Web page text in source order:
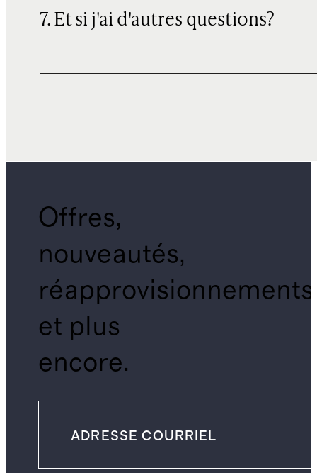
7. Et si j'ai d'autres questions?
Offres,
nouveautés,
réapprovisionnements
et plus
encore.